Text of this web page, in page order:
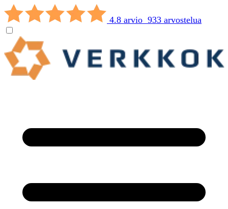
4.8 arvio 933 arvostelua